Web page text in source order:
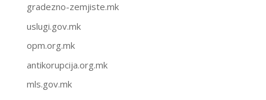
gradezno-zemjiste.mk
uslugi.gov.mk
opm.org.mk
antikorupcija.org.mk
mls.gov.mk